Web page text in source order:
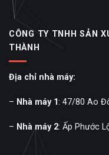
CÔNG TY TNHH SẢN
THÀNH
Địa chỉ nhà máy:
– Nhà máy 1: 47/80 Ao
– Nhà máy 2: Ấp Phước